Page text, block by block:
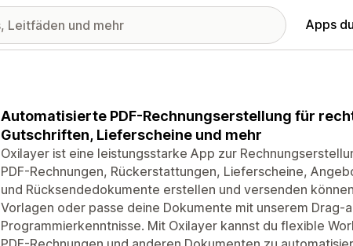
Apps
Automatisierte PDF-Rechnungserstellung für
Gutschriften, Lieferscheine und mehr
Oxilayer ist eine leistungsstarke App zur
PDF-Rechnungen, Rückerstattungen, Lieferscheine,
und Rücksendedokumente erstellen und versenden
Vorlagen oder passe deine Dokumente mit unserem Drag-
Programmierkenntnisse. Mit Oxilayer kannst du flexible